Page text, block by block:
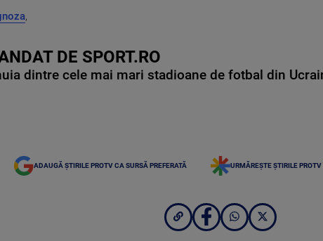
,
DE SPORT.RO
dintre cele mai mari stadioane de fotbal din
ADAUGĂ ȘTIRILE PROTV CA SURSĂ PREFERATĂ URMĂREȘTE ȘTIRILE